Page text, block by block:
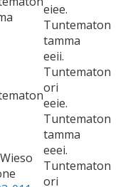
eiee.
Tuntematon
tamma
eeii.
Tuntematon
ori
eeie.
Tuntematon
tamma
eeei.
Tuntematon
ori